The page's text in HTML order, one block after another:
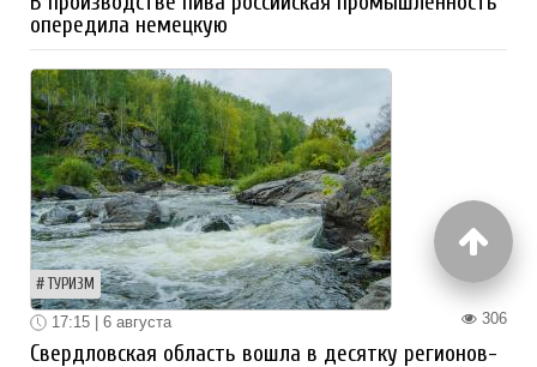
опередила немецкую
ТУРИЗМ
306
17:15 | 6 августа
Свердловская область вошла в десятку регионов-